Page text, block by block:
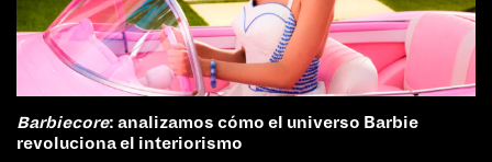
Barbiecore: analizamos cómo el universo Barbie
revoluciona el interiorismo